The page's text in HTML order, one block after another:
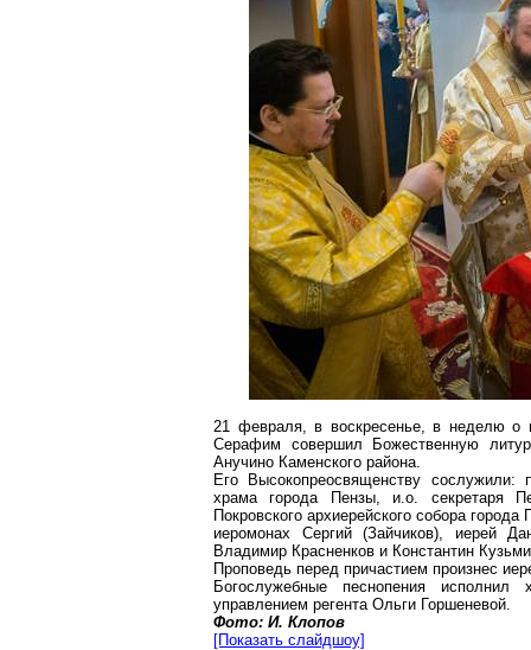
21 февраля, в воскресенье, в неделю о
Серафим совершил Божественную
Анучино Каменского района.
Его Высокопреосвященству сослужили:
храма города Пензы, и.о. секретаря
Покровского архиерейского собора
иеромонах Сергий (Зайчиков), иерей
Владимир Красненков и Константин
Проповедь перед причастием произнес
Богослужебные песнопения
управлением регента Ольги Горшеневой.
Фото: И. Клопов
[Показать слайдшоу]